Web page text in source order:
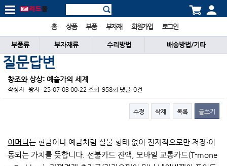
홈 상품 부품 부자재 회원가입 로그인
부품류 부자재류 수리방법 배송방법/기타
질문답변
창조와 상상: 예술가의 세계
작성자 왕자 25-07-03 00:22 조회 958회 댓글 0건
수정 삭제 목록 글쓰기
이머니 는 현금이나 예금처럼 실물 형태 없이 전자적으로만 저장·이
동되는 가치를 뜻합니다. 선불카드 잔액, 모바일 교통카드(T-mone